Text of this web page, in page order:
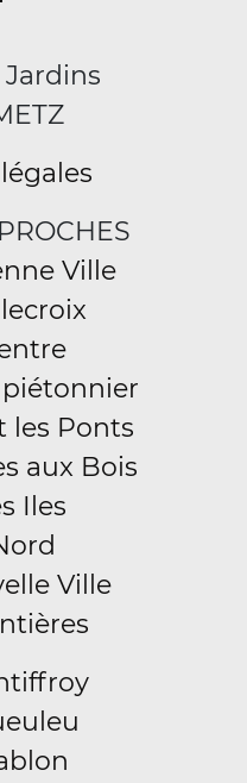
Jardins
Ville
les Ponts
aux Bois
Iles
Ville